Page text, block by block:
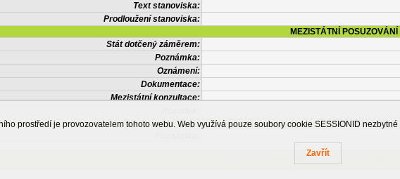
Text stanoviska:
Prodloužení stanoviska:
MEZISTÁTNÍ
Stát dotčený záměrem:
Poznámka:
Oznámení:
Dokumentace:
Mezistátní konzultace:
OSTATNÍ
Česká informační agentura životního prostředí
prostředí je provozovatelem tohoto webu. Web využívá pouze soubory cookie SESSIONID
Zavřít